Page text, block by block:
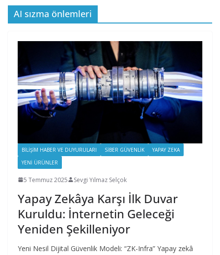
AI sızma önlemleri
BILIŞIM HABER VE DUYURULARI SIBER GÜVENLIK
YAPAY ZEKA
YENI ÜRÜNLER
5 Temmuz 2025 Sevgi Yılmaz Selçok
Yapay Zekâya Karşı İlk Duvar
Kuruldu: İnternetin Geleceği
Yeniden Şekilleniyor
Yeni Nesil Dijital Güvenlik Modeli: “ZK-Infra” Yapay zekâ